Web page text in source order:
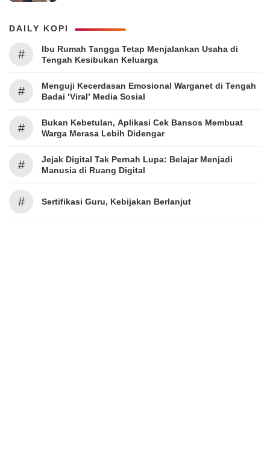
DAILY KOPI
#
Ibu Rumah Tangga Tetap Menjalankan Usaha di
Tengah Kesibukan Keluarga
#
Menguji Kecerdasan Emosional Warganet di Tengah
Badai ‘Viral’ Media Sosial
#
Bukan Kebetulan, Aplikasi Cek Bansos Membuat
Warga Merasa Lebih Didengar
#
Jejak Digital Tak Pernah Lupa: Belajar Menjadi
Manusia di Ruang Digital
# Sertifikasi Guru, Kebijakan Berlanjut